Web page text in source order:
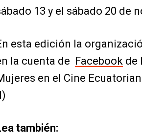
13 y el sábado 20 de
esta edición la
la cuenta de Facebook de
en el Cine
también: